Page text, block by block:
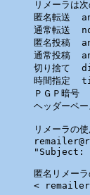
リメーラは
匿名転送
通常転送
匿名投稿
通常投稿
切り捨て
時間指
ＰＧＰ暗
ヘッダー
リメーラの
"Subject:
匿名リメー
<